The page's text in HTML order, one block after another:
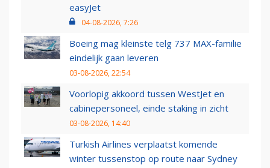
easyJet
04-08-2026, 7:26
Boeing mag kleinste telg 737 MAX-familie
eindelijk gaan leveren
03-08-2026, 22:54
Voorlopig akkoord tussen WestJet en
cabinepersoneel, einde staking in zicht
03-08-2026, 14:40
Turkish Airlines verplaatst komende
winter tussenstop op route naar Sydney